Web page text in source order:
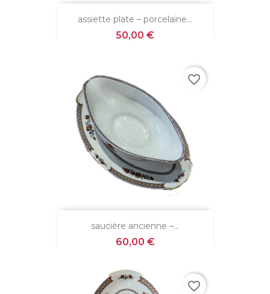
assiette plate – porcelaine...
Prix
50,00 €
saucière ancienne –...
Prix
60,00 €
favorite_border
favorite_border